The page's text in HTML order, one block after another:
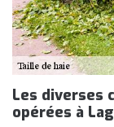
Les diverses
opérées à